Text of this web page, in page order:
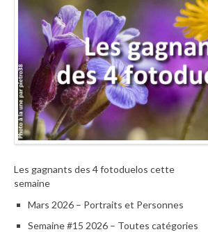
Les gagnants des 4 fotoduelos cette
semaine
Mars 2026 – Portraits et Personnes
Semaine #15 2026 – Toutes catégories